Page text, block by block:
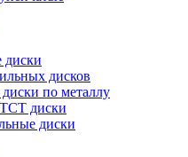
диски
дисков
по металлу
диски
диски